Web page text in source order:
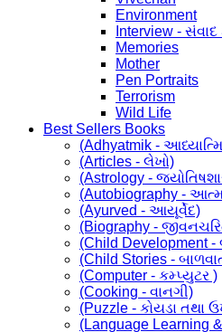
Environment
Interview - સંવાદ
Memories
Mother
Pen Portraits
Terrorism
Wild Life
Best Sellers Books
(Adhyatmik -
(Articles - લેખો)
(Astrology -
(Autobiography -
(Ayurved - આયૂર્વેદ)
(Biography -
(Child Development -
(Child Stories -
(Computer - કમ્પ્યુટર )
(Cooking - વાનગી)
(Puzzle - કોયડા તથા
(Language Learning